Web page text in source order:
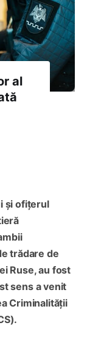
al
și ofițerul
trădare de
Ruse, au fost
sens a venit
Criminalității